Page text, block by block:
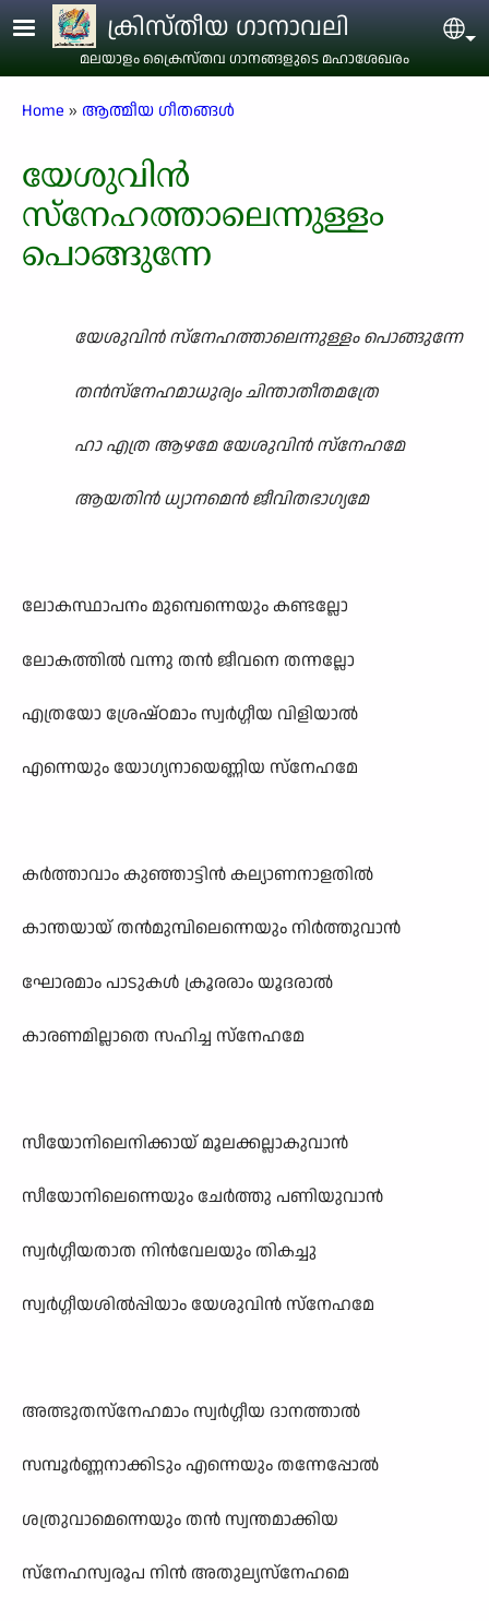
Skip to main contentക്രിസ്തീയ ഗാനാവലി
മലയാളം ക്രൈസ്തവ ഗാനങ്ങളുടെ മഹാശേഖരം
Breadcrumb
Home ആത്മീയ ഗീതങ്ങൾ
യേശുവിൻ
സ്നേഹത്താലെന്നുള്ളം
പൊങ്ങുന്നേ
യേശുവിൻ സ്നേഹത്താലെന്നുള്ളം പൊങ്ങുന്നേ
തൻസ്നേഹമാധുര്യം ചിന്താതീതമത്രേ
ഹാ എത്ര ആഴമേ യേശുവിൻ സ്നേഹമേ
ആയതിൻ ധ്യാനമെൻ ജീവിതഭാഗ്യമേ
ലോകസ്ഥാപനം മുമ്പെന്നെയും കണ്ടല്ലോ
ലോകത്തിൽ വന്നു തൻ ജീവനെ തന്നല്ലോ
എത്രയോ ശ്രേഷ്ഠമാം സ്വർഗ്ഗീയ വിളിയാൽ
എന്നെയും യോഗ്യനായെണ്ണിയ സ്നേഹമേ
കർത്താവാം കുഞ്ഞാട്ടിൻ കല്യാണനാളതിൽ
കാന്തയായ് തൻമുമ്പിലെന്നെയും നിർത്തുവാൻ
ഘോരമാം പാടുകൾ ക്രൂരരാം യൂദരാൽ
കാരണമില്ലാതെ സഹിച്ച സ്നേഹമേ
സീയോനിലെനിക്കായ് മൂലക്കല്ലാകുവാൻ
സീയോനിലെന്നെയും ചേർത്തു പണിയുവാൻ
സ്വർഗ്ഗീയതാത നിൻവേലയും തികച്ചു
സ്വർഗ്ഗീയശിൽപ്പിയാം യേശുവിൻ സ്നേഹമേ
അത്ഭുതസ്നേഹമാം സ്വർഗ്ഗീയ ദാനത്താൽ
സമ്പൂർണ്ണനാക്കിടും എന്നെയും തന്നേപ്പോൽ
ശത്രുവാമെന്നെയും തൻ സ്വന്തമാക്കിയ
സ്നേഹസ്വരൂപ നിൻ അതുല്യസ്നേഹമെ